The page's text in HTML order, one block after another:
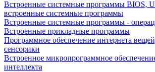
Встроенные системные программы BIOS,
встроенные системные программы
Встроенные системные программы -
Встроенные прикладные программы
Программное обеспечение интернета
сенсорики
Встроенное микропрограммное
интеллекта